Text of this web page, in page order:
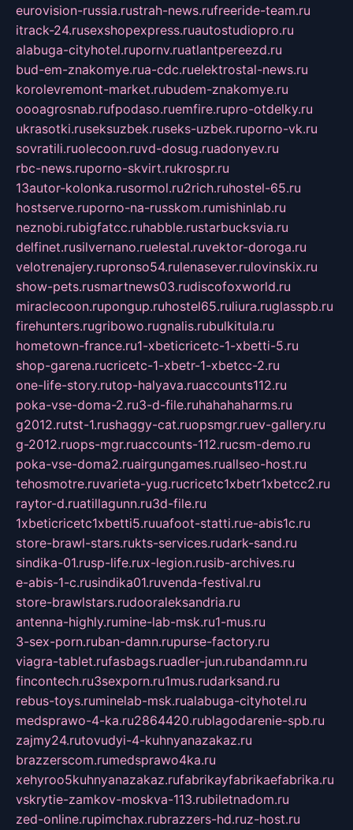
eurovision-russia.rustrah-news.rufreeride-team.ru
itrack-24.rusexshopexpress.ruautostudiopro.ru
alabuga-cityhotel.rupornv.ruatlantpereezd.ru
bud-em-znakomye.rua-cdc.ruelektrostal-news.ru
korolevremont-market.rubudem-znakomye.ru
oooagrosnab.rufpodaso.ruemfire.rupro-otdelky.ru
ukrasotki.ruseksuzbek.ruseks-uzbek.ruporno-vk.ru
sovratili.ruolecoon.ruvd-dosug.ruadonyev.ru
rbc-news.ruporno-skvirt.rukrospr.ru
13autor-kolonka.rusormol.ru2rich.ruhostel-65.ru
hostserve.ruporno-na-russkom.rumishinlab.ru
neznobi.rubigfatcc.ruhabble.rustarbucksvia.ru
delfinet.rusilvernano.ruelestal.ruvektor-doroga.ru
velotrenajery.rupronso54.rulenasever.rulovinskix.ru
show-pets.rusmartnews03.rudiscofoxworld.ru
miraclecoon.rupongup.ruhostel65.ruliura.ruglasspb.ru
firehunters.rugribowo.rugnalis.rubulkitula.ru
hometown-france.ru1-xbeticricetc-1-xbetti-5.ru
shop-garena.rucricetc-1-xbetr-1-xbetcc-2.ru
one-life-story.rutop-halyava.ruaccounts112.ru
poka-vse-doma-2.ru3-d-file.ruhahahaharms.ru
g2012.rutst-1.rushaggy-cat.ruopsmgr.ruev-gallery.ru
g-2012.ruops-mgr.ruaccounts-112.rucsm-demo.ru
poka-vse-doma2.ruairgungames.ruallseo-host.ru
tehosmotre.ruvarieta-yug.rucricetc1xbetr1xbetcc2.ru
raytor-d.ruatillagunn.ru3d-file.ru
1xbeticricetc1xbetti5.ruuafoot-statti.rue-abis1c.ru
store-brawl-stars.rukts-services.rudark-sand.ru
sindika-01.rusp-life.rux-legion.rusib-archives.ru
e-abis-1-c.rusindika01.ruvenda-festival.ru
store-brawlstars.rudooraleksandria.ru
antenna-highly.rumine-lab-msk.ru1-mus.ru
3-sex-porn.ruban-damn.rupurse-factory.ru
viagra-tablet.rufasbags.ruadler-jun.rubandamn.ru
fincontech.ru3sexporn.ru1mus.rudarksand.ru
rebus-toys.ruminelab-msk.rualabuga-cityhotel.ru
medsprawo-4-ka.ru2864420.rublagodarenie-spb.ru
zajmy24.rutovudyi-4-kuhnyanazakaz.ru
brazzerscom.rumedsprawo4ka.ru
xehyroo5kuhnyanazakaz.rufabrikayfabrikaefabrika.ru
vskrytie-zamkov-moskva-113.rubiletnadom.ru
zed-online.rupimchax.rubrazzers-hd.ruz-host.ru